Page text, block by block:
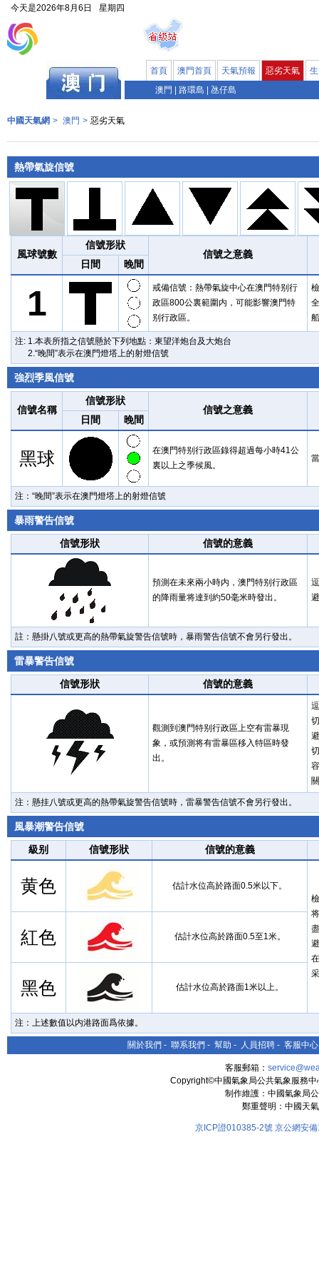
今天是2026年8月6日 星期四
首頁 澳門首頁 天氣預報 惡劣天氣
澳門
路環島 氹仔島
中國天氣網 > 澳門 > 惡劣天氣
熱帶氣旋信號
風球號數
信號形狀
信號之意義
日間
晚間
1
戒備信號：熱帶氣旋中心在澳門特别行
政區800公裏範圍内，可能影響澳門特
别行政區。
注: 1.本表所指之信號懸於下列地點：東望洋炮台及大炮台
2.“晚間”表示在澳門燈塔上的射燈信號
強烈季風信號
信號名稱
信號形狀
信號之意義
日間
晚間
黑球
在澳門特别行政區錄得超過每小時41公
裏以上之季候風。
注：“晚間”表示在澳門燈塔上的射燈信號
暴雨警告信號
信號形狀
信號的意義
預測在未來兩小時内，澳門特别行政區
的降雨量将達到約50毫米時發出。
註：懸掛八號或更高的熱帶氣旋警告信號時，暴雨警告信號不會另行發出。
雷暴警告信號
信號形狀
信號的意義
觀測到澳門特别行政區上空有雷暴現
象，或預測将有雷暴區移入特區時發
出。
注：懸挂八號或更高的熱帶氣旋警告信號時，雷暴警告信號不會另行發出。
風暴潮警告信號
級别
信號形狀 信號的意義
黄色
估計水位高於路面0.5米以下。
紅色 估計水位高於路面0.5至1米。
黑色 估計水位高於路面1米以上。
注：上述數值以内港路面爲依據。
關於我們 - 聯系我們 - 幫助 - 人員招聘 - 客服中心
客服郵箱：
Copyright©中國氣象局公共氣象服務
制作維護：中國氣象局
鄭重聲明：中國天
京ICP證010385-2號 京公網安